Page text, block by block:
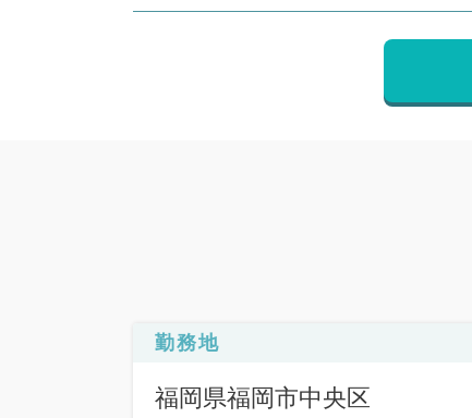
勤務地
福岡県福岡市中央区